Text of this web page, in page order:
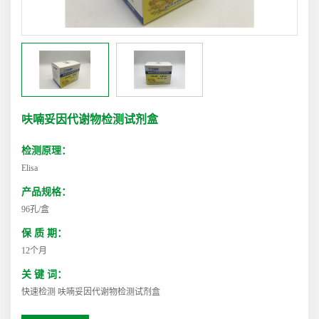
呋喃妥因代谢物检测试剂盒
检测原理：
Elisa
产品规格：
96孔/盒
保 质 期：
12个月
关 键 词：
快速检测 呋喃妥因代谢物检测试剂盒